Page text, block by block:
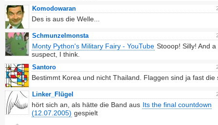
Komodowaran
Des is aus die Welle...
Schmunzelmonsta
Monty Python's Military Fairy - YouTube Stooop! Silly! And a
suspect, I think.
Santoro
Bestimmt Korea und nicht Thailand. Flaggen sind ja fast die
Linker_Flügel
hört sich an, als hätte die Band aus Its the final countdown
(12.07.2005) gespielt